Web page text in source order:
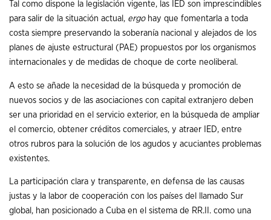
Tal como dispone la legislación vigente, las IED son imprescindibles
para salir de la situación actual, ergohay que fomentarla a toda
costa siempre preservando la soberanía nacional y alejados de los
planes de ajuste estructural (PAE) propuestos por los organismos
internacionales y de medidas de choque de corte neoliberal.
A esto se añade la necesidad de la búsqueda y promoción de
nuevos socios y de las asociaciones con capital extranjero deben
ser una prioridad en el servicio exterior, en la búsqueda de ampliar
el comercio, obtener créditos comerciales, y atraer IED, entre
otros rubros para la solución de los agudos y acuciantes problemas
existentes.
La participación clara y transparente, en defensa de las causas
justas y la labor de cooperación con los países del llamado Sur
global, han posicionado a Cuba en el sistema de RR.II. como una